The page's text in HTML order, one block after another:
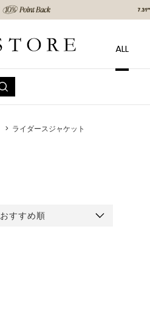
ALL
ライダースジャケット
おすすめ順